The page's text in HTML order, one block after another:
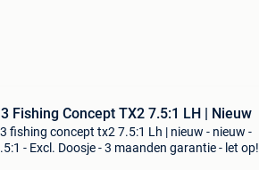
Fishing Concept TX2 7.5:1 LH | Nieuw
fishing concept tx2 7.5:1 Lh | nieuw - nieuw -
- Excl. Doosje - 3 maanden garantie - let op!